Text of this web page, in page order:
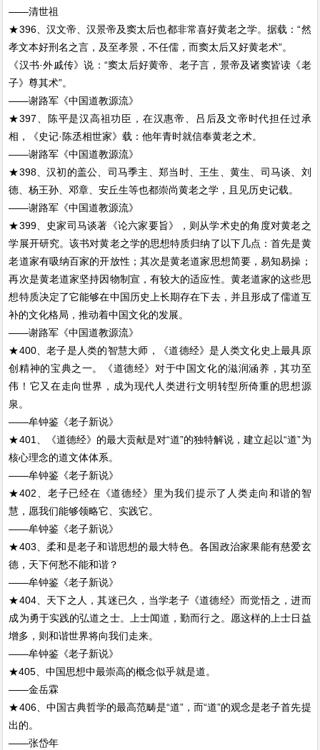
——清世祖
★396、汉文帝、汉景帝及窦太后也都非常喜好黄老之学。据载：“然
孝文本好刑名之言，及至孝景，不任儒，而窦太后又好黄老术”。
《汉书·外戚传》说：“窦太后好黄帝、老子言，景帝及诸窦皆读《老
子》尊其术”。
——谢路军《中国道教源流》
★397、陈平是汉高祖功臣，在汉惠帝、吕后及文帝时代担任过承
相，《史记·陈丞相世家》载：他年青时就信奉黄老之术。
——谢路军《中国道教源流》
★398、汉初的盖公、司马季主、郑当时、王生、黄生、司马谈、刘
德、杨王孙、邓章、安丘生等也都崇尚黄老之学，且见历史记载。
——谢路军《中国道教源流》
★399、史家司马谈著《论六家要旨》，则从学术史的角度对黄老之
学展开研究。该书对黄老之学的思想特质归纳了以下几点：首先是黄
老道家有吸纳百家的开放性；其次是黄老道家思想简要，易知易操；
再次是黄老道家坚持因物制宣，有较大的适应性。黄老道家的这些思
想特质决定了它能够在中国历史上长期存在下去，并且形成了儒道互
补的文化格局，推动着中国文化的发展。
——谢路军《中国道教源流》
★400、老子是人类的智慧大师，《道德经》是人类文化史上最具原
创精神的宝典之一。《道德经》对于中国文化的滋润涵养，其功至
伟！它又在走向世界，成为现代人类进行文明转型所倚重的思想源
泉。
——牟钟鉴《老子新说》
★401、《道德经》的最大贡献是对“道”的独特解说，建立起以“道”为
核心理念的道文体体系。
——牟钟鉴《老子新说》
★402、老子已经在《道德经》里为我们提示了人类走向和谐的智
慧，愿我们能够领略它、实践它。
——牟钟鉴《老子新说》
★403、柔和是老子和谐思想的最大特色。各国政治家果能有慈爱玄
德，天下何愁不能和谐？
——牟钟鉴《老子新说》
★404、天下之人，其迷已久，当学老子《道德经》而觉悟之，进而
成为勇于实践的弘道之士。上士闻道，勤而行之。愿这样的上士日益
增多，则和谐世界将向我们走来。
——牟钟鉴《老子新说》
★405、中国思想中最崇高的概念似乎就是道。
——金岳霖
★406、中国古典哲学的最高范畴是“道”，而“道”的观念是老子首先提
出的。
——张岱年